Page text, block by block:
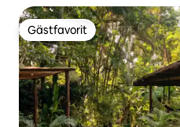
Gästfavorit
Gästfavorit